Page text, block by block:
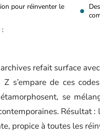
pour réinventer le
:
archives refait surface
s’empare de ces
se
Résultat
propice à toutes les